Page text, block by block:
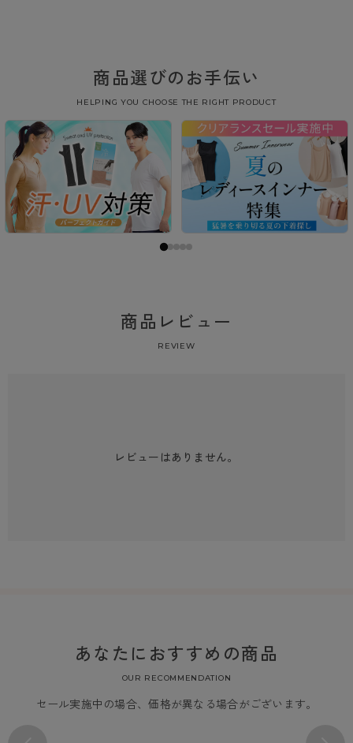
商品選びのお手伝い
HELPING YOU CHOOSE THE RIGHT PRODUCT
商品レビュー
REVIEW
レビューはありません。
あなたにおすすめの商品
OUR RECOMMENDATION
セール実施中の場合、価格が異なる場合がございます。